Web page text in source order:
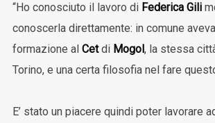
“Ho conosciuto il lavoro di Federica Gili
conoscerla direttamente: in comune
formazione al Cetdi Mogol , la stessa
Torino, e una certa filosofia nel fare
E’ stato un piacere quindi poter lavorare